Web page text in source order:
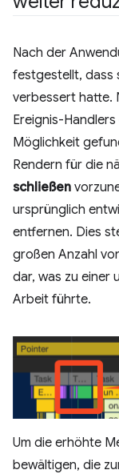
Nach der
festgestellt, dass
verbessert hatte.
Ereignis-
Möglichkeit
Rendern für die
schließen
ursprünglich
entfernen. Dies
großen Anzahl
dar, was zu einer
Arbeit führte.
Um die erhöhte
bewältigen, die